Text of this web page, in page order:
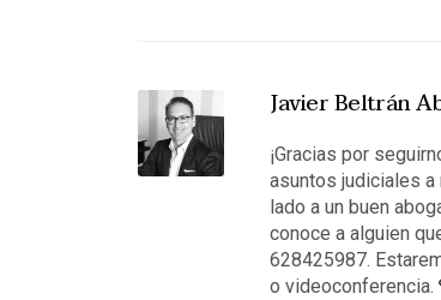
Javier Beltrán
¡Gracias por
asuntos judiciales
lado a un buen
conoce a alguien
628425987.
o videoconferencia.